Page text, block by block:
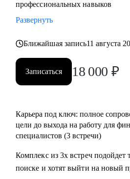
профессиональных навыков
Развернуть
Ближайшая запись11 августа
Записаться 18 000 ₽
Карьера под ключ: полное
цели до выхода на работу для
специалистов (3 встречи)
Комплекс из 3х встреч подойдет
поиске и хотят выйти на новый